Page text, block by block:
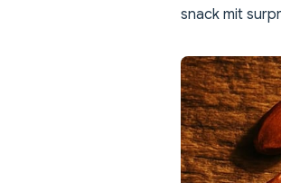
snack mit